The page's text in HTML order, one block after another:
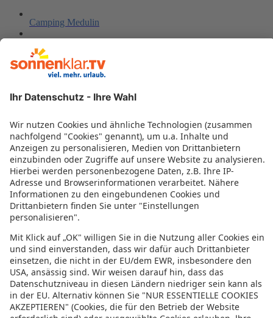
Camping Medulin
Naturist Park KOVERSADA Apartments - Uncovered
La Parenzana
KANEGRA Plava Laguna
Apartments Rupec 412
Skiper Resort Golf Spa Conference
Arena Kaela Apartments
Solaris Camping Residence
Apartments Mirjana 158
Koral
Casa Amando Boutique Guesthouse
Holiday Homes Vesko
Luxury Apartments Magali
Orsera Camping Resort